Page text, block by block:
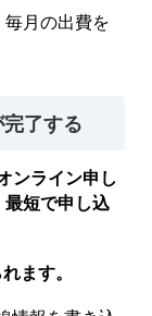
月の出費を
了する
ンライン申し
短で申し込
ます。